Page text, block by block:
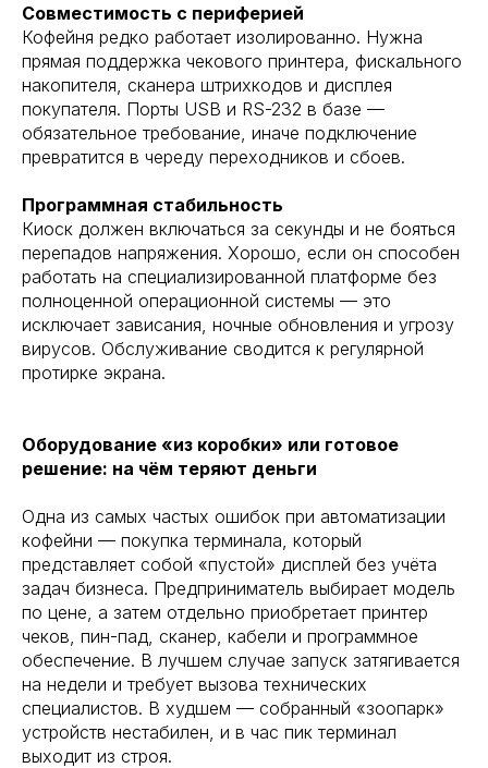
Совместимость с периферией
Кофейня редко работает изолированно. Нужна
прямая поддержка чекового принтера, фискального
накопителя, сканера штрихкодов и дисплея
покупателя. Порты USB и RS-232 в базе —
обязательное требование, иначе подключение
превратится в череду переходников и сбоев.
Программная стабильность
Киоск должен включаться за секунды и не бояться
перепадов напряжения. Хорошо, если он способен
работать на специализированной платформе без
полноценной операционной системы — это
исключает зависания, ночные обновления и угрозу
вирусов. Обслуживание сводится к регулярной
протирке экрана.
Оборудование «из коробки» или готовое
решение: на чём теряют деньги
Одна из самых частых ошибок при автоматизации
кофейни — покупка терминала, который
представляет собой «пустой» дисплей без учёта
задач бизнеса. Предприниматель выбирает модель
по цене, а затем отдельно приобретает принтер
чеков, пин-пад, сканер, кабели и программное
обеспечение. В лучшем случае запуск затягивается
на недели и требует вызова технических
специалистов. В худшем — собранный «зоопарк»
устройств нестабилен, и в час пик терминал
выходит из строя.